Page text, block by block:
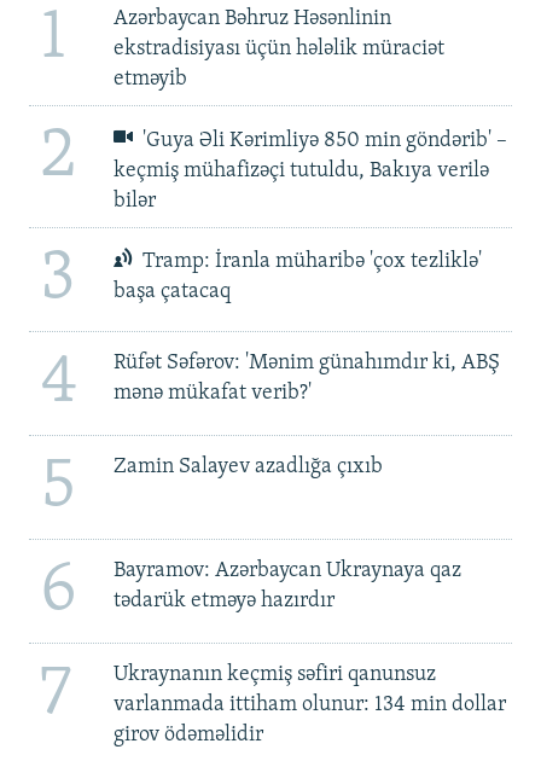
1
Azərbaycan Bəhruz Həsənlinin
ekstradisiyası üçün hələlik müraciət
etməyib
2
'Guya Əli Kərimliyə 850 min göndərib' –
keçmiş mühafizəçi tutuldu, Bakıya verilə
bilər
3
Tramp: İranla müharibə 'çox tezliklə'
başa çatacaq
4
Rüfət Səfərov: 'Mənim günahımdır ki, ABŞ
mənə mükafat verib?'
5 Zamin Salayev azadlığa çıxıb
6
Bayramov: Azərbaycan Ukraynaya qaz
tədarük etməyə hazırdır
7
Ukraynanın keçmiş səfiri qanunsuz
varlanmada ittiham olunur: 134 min dollar
girov ödəməlidir